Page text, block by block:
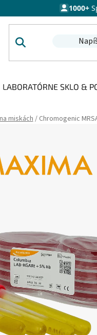
1000+
LABORATÓRNE SKLO &
miskách/ Chromogenic